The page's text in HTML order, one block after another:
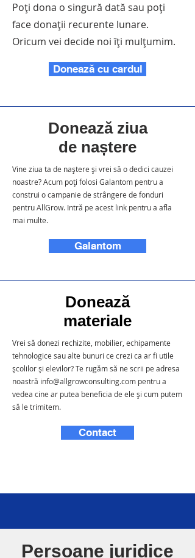
Poți dona o singură dată sau poți
face donații recurente lunare.
Oricum vei decide noi îți mulțumim.
Donează cu cardul
Donează ziua
de naștere
Vine ziua ta de naștere și vrei să o dedici cauzei
noastre? Acum poți folosi Galantom pentru a
construi o campanie de strângere de fonduri
pentru AllGrow. Intră pe acest link pentru a afla
mai multe.
Galantom
Donează
materiale
Vrei să donezi rechizite, mobilier, echipamente
tehnologice sau alte bunuri ce crezi ca ar fi utile
școlilor și elevilor? Te rugăm să ne scrii pe adresa
noastră info@allgrowconsulting.com pentru a
vedea cine ar putea beneficia de ele și cum putem
să le trimitem.
Contact
Persoane juridice